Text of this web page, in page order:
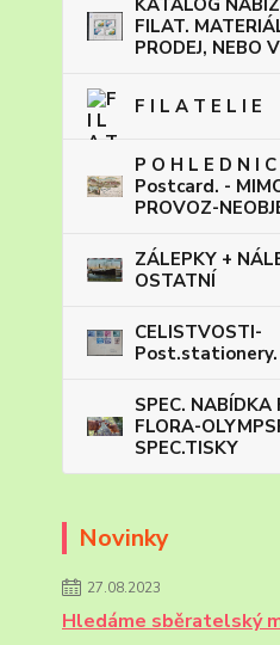
KATALOG
FILAT.
PRODEJ, NEBO
F I L A T E L I E
P O H L E D N I C
Postcard. -
PROVOZ-
ZÁLEPKY +
OSTATNÍ
CELISTVOSTI-
Post.stationery.
SPEC. NABÍDKA
FLORA-
SPEC.TISKY
Novinky
27.08.2023
Hledáme sběratelský